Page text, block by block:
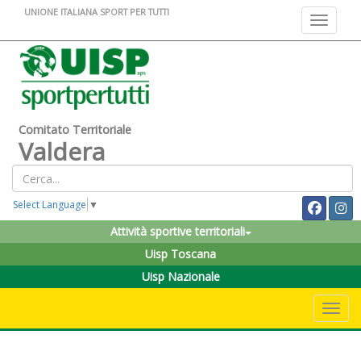
Toggle
UNIONE ITALIANA SPORT PER TUTTI
Comitato Territoriale
Valdera
Select Language ▼
Attività sportive territoriali
Uisp Toscana
Uisp Nazionale